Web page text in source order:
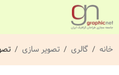
خانه گالری تصویر سازی